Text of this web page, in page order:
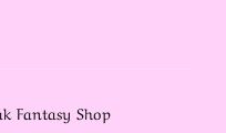
Fantasy Shop